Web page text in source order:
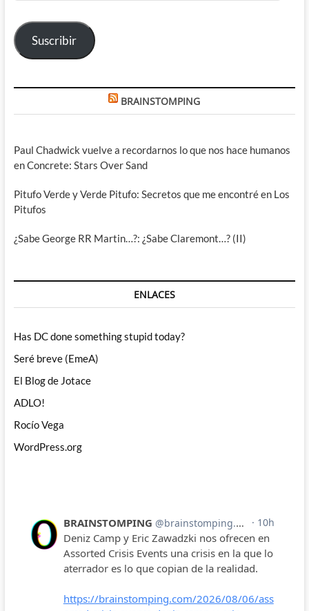
electrónico
Suscribir
BRAINSTOMPING
Paul Chadwick vuelve a recordarnos lo que nos hace humanos
en Concrete: Stars Over Sand
Pitufo Verde y Verde Pitufo: Secretos que me encontré en Los
Pitufos
¿Sabe George RR Martin…?: ¿Sabe Claremont…? (II)
ENLACES
Has DC done something stupid today?
Seré breve (EmeA)
El Blog de Jotace
ADLO!
Rocío Vega
WordPress.org